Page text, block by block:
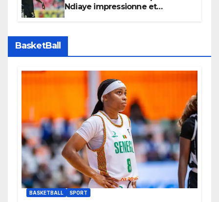
Ndiaye impressionne et
BasketBall
BASKETBALL SPORT